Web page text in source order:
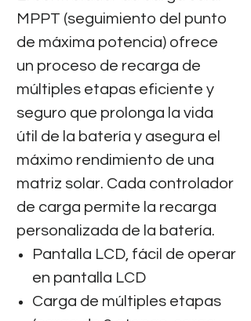
MPPT (seguimiento del punto
de máxima potencia) ofrece
un proceso de recarga de
múltiples etapas eficiente y
seguro que prolonga la vida
útil de la batería y asegura el
máximo rendimiento de una
matriz solar. Cada controlador
de carga permite la recarga
personalizada de la batería.
Pantalla LCD, fácil de operar
en pantalla LCD
Carga de múltiples etapas